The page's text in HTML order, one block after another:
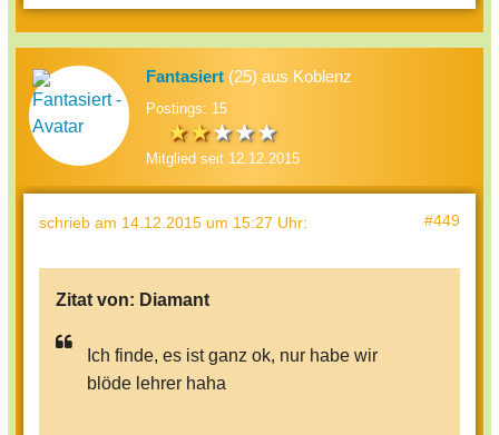
Fantasiert (25) aus Koblenz
Postings: 15
Mitglied seit 12.12.2015
schrieb am 14.12.2015 um 15:27 Uhr: #449
Zitat von: Diamant
Ich finde, es ist ganz ok, nur habe wir
blöde lehrer haha